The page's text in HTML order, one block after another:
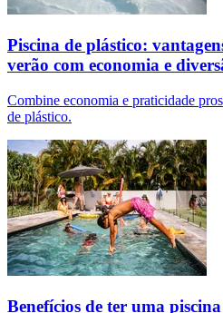
Piscina de plástico:
verão com economia e
Combine economia e praticidade
de plástico.
Benefícios de ter uma